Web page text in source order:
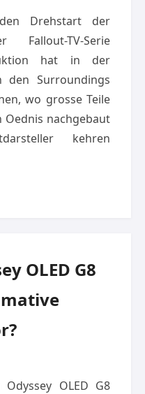
Drehstart der
TV-Serie
hat in der
den Surroundings
wo grosse Teile
Oednis nachgebaut
kehren
OLED G8
OLED G8